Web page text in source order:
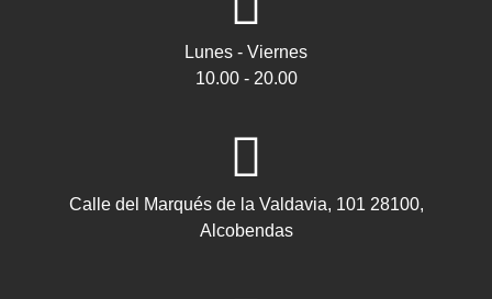
Lunes - Viernes
10.00 - 20.00
Calle del Marqués de la Valdavia, 101 28100,
Alcobendas